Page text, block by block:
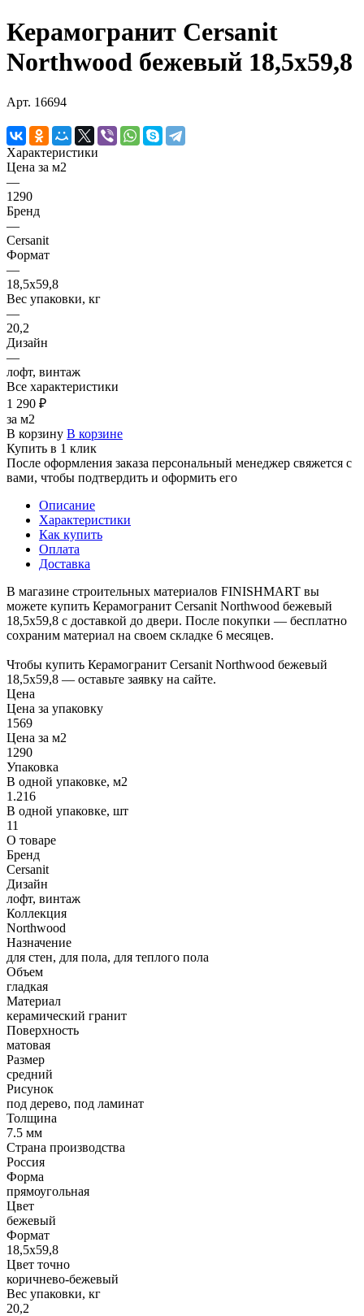
Керамогранит Cersanit
Northwood бежевый 18,5х59,8
Арт. 16694
Характеристики
Цена за м2
—
1290
Бренд
—
Cersanit
Формат
—
18,5х59,8
Вес упаковки, кг
—
20,2
Дизайн
—
лофт, винтаж
Все характеристики
1 290 ₽
за м2
В корзину В корзине
Купить в 1 клик
После оформления заказа персональный менеджер свяжется с
вами, чтобы подтвердить и оформить его
Описание
Характеристики
Как купить
Оплата
Доставка
В магазине строительных материалов FINISHMART вы
можете купить Керамогранит Cersanit Northwood бежевый
18,5х59,8 с доставкой до двери. После покупки — бесплатно
сохраним материал на своем складке 6 месяцев.
Чтобы купить Керамогранит Cersanit Northwood бежевый
18,5х59,8 — оставьте заявку на сайте.
Цена
Цена за упаковку
1569
Цена за м2
1290
Упаковка
В одной упаковке, м2
1.216
В одной упаковке, шт
11
О товаре
Бренд
Cersanit
Дизайн
лофт, винтаж
Коллекция
Northwood
Назначение
для стен, для пола, для теплого пола
Объем
гладкая
Материал
керамический гранит
Поверхность
матовая
Размер
средний
Рисунок
под дерево, под ламинат
Толщина
7.5 мм
Страна производства
Россия
Форма
прямоугольная
Цвет
бежевый
Формат
18,5х59,8
Цвет точно
коричнево-бежевый
Вес упаковки, кг
20,2